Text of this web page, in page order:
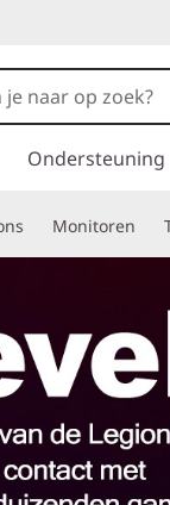
Ondersteuning
Monitoren